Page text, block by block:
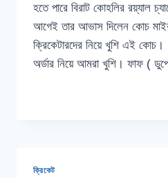
হতে পারে বিরাট কোহলির রয়্যাল
আগেই তার আভাস দিলেন কোচ
ক্রিকেটারদের নিয়ে খুশি এই
অর্ডার নিয়ে আমরা খুশি। ফাফ (
ক্রিকেট